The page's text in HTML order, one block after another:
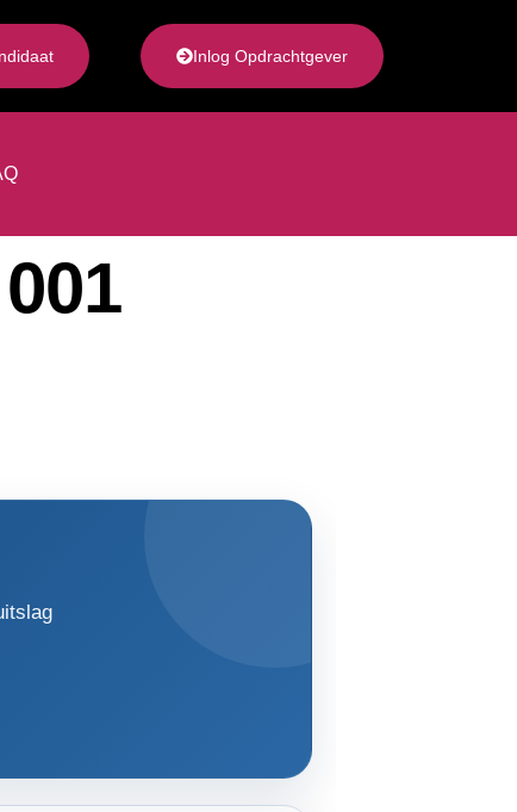
Inlog Opdrachtgever